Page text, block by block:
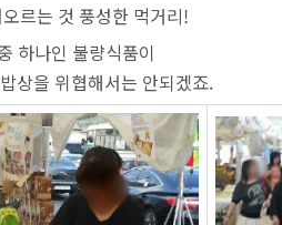
르는 것 풍성한 먹거리!
하나인 불량식품이
상을 위협해서는 안되겠죠.